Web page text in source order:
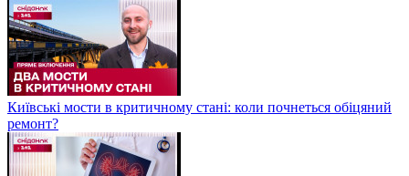
Київські мости в критичному стані: коли почнеться обіцяний
ремонт?